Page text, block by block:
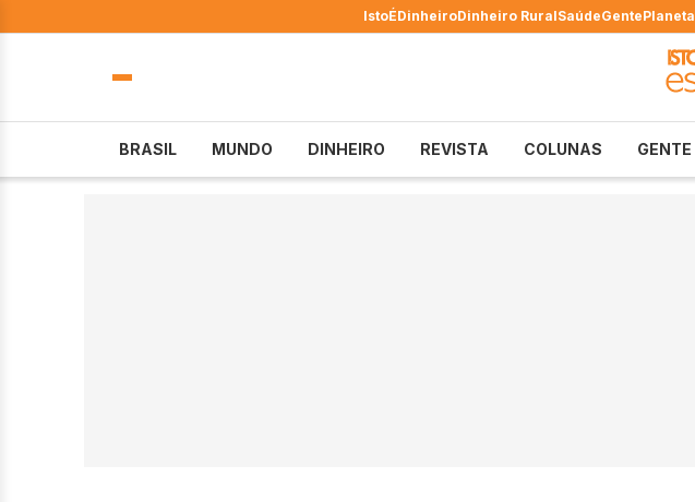
IstoÉDinheiroDinheiro RuralSaúdeGentePlaneta
BRASIL MUNDO DINHEIRO REVISTA COLUNAS GENTE